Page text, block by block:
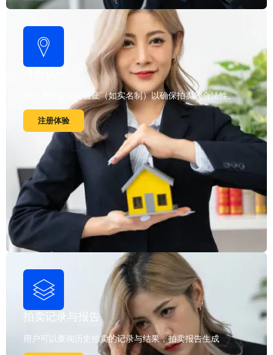
用户身份认证与验证（如实名制）以确保拍卖的合法性。
注册体验
拍卖记录与报告
用户可以查询历史拍卖的记录与结果，拍卖报告生成